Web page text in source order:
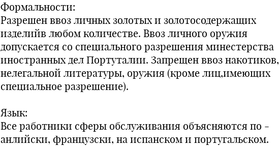
Формальности:
Разрешен ввоз личных золотых и золотосодержащих
изделийв любом количестве. Ввоз личного оружия
допускается со специального разрешения минестерства
иностранных дел Портуталии. Запрещен ввоз накотиков,
нелегальной литературы, оружия (кроме лиц,имеющих
специальное разрешение).
Язык:
Все работники сферы обслуживания объясняются по -
анлийски, французски, на испанском и португальском.